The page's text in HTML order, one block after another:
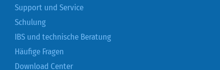
Support und Service
Schulung
IBS und technische Beratung
Häufige Fragen
Download Center